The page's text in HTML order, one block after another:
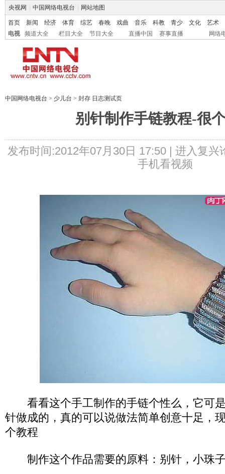
央视网 中国网络电视台 网站地图
首页 新闻 经济 体育 综艺 春晚 戏曲 音乐 科教 青少 文化
艺术
电视
频道大全 栏目大全 节目大全 直播中国 赛事直播 网络
中国网络电视台 > 少儿台 > 封存 日志测试页
别针制作手链教程-很
发布时间:2012年07月30日 17:50 | 进入复兴
手机看视频
看看这个手工制作的手链个性么，它可
针做成的，真的可以说做法简单创意十足，
个教程
制作这个作品需要的原料：别针，小珠